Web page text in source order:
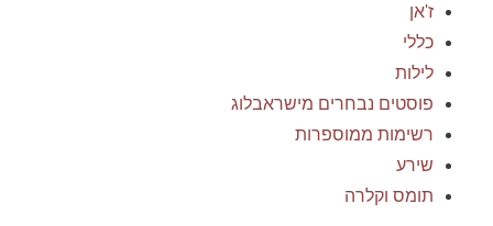
ז'אן
כללי
לילות
פוסטים נבחרים מישראבלוג
רשימות ממוספרות
שירע
תומס וקלרה